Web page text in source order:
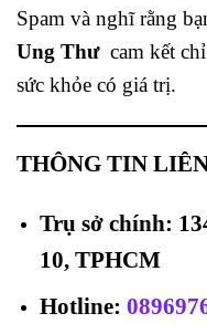
Spam và nghĩ rằng
Ung Thư cam kết
sức khỏe có giá trị.
THÔNG TIN
Trụ sở chính:
10, TPHCM
Hotline: